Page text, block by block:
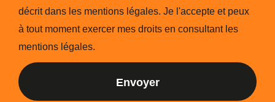
décrit dans les mentions légales. Je l'accepte et peux
à tout moment exercer mes droits en consultant les
mentions légales.
Envoyer